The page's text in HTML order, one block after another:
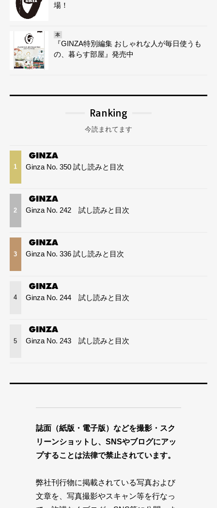
場！
本
『GINZA特別編集 おしゃれな人が毎日使うも
の、暮らす部屋』発売中
Ranking
今読まれてます
1 Ginza No. 350 試し読みと目次
2 Ginza No. 242 試し読みと目次
3 Ginza No. 336 試し読みと目次
4 Ginza No. 244 試し読みと目次
5 Ginza No. 243 試し読みと目次
誌面（紙版・電子版）などを撮影・スク
リーンショットし、SNSやブログにアッ
プすることは法律で禁止されています。
弊社刊行物に掲載されている写真および
文章を、写真撮影やスキャン等を行なっ